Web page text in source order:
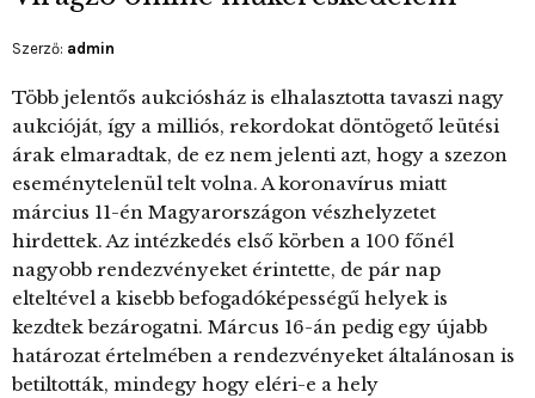
Szerző: admin
Több jelentős aukciósház is elhalasztotta tavaszi nagy
aukcióját, így a milliós, rekordokat döntögető leütési
árak elmaradtak, de ez nem jelenti azt, hogy a szezon
eseménytelenül telt volna. A koronavírus miatt
március 11-én Magyarországon vészhelyzetet
hirdettek. Az intézkedés első körben a 100 főnél
nagyobb rendezvényeket érintette, de pár nap
elteltével a kisebb befogadóképességű helyek is
kezdtek bezárogatni. Márcus 16-án pedig egy újabb
határozat értelmében a rendezvényeket általánosan is
betiltották, mindegy hogy eléri-e a hely